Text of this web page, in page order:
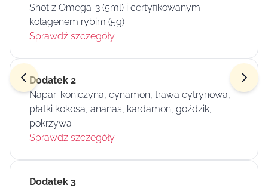
Shot z Omega-3 (5ml) i certyfikowanym
kolagenem rybim (5g)
Sprawdź szczegóły
Dodatek 2
Napar: koniczyna, cynamon, trawa cytrynowa,
płatki kokosa, ananas, kardamon, goździk,
pokrzywa
Sprawdź szczegóły
Dodatek 3